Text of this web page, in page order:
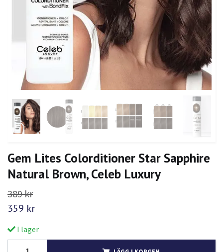
Gem Lites Colorditioner Star Sapphire
Natural Brown, Celeb Luxury
389 kr
359 kr
I lager